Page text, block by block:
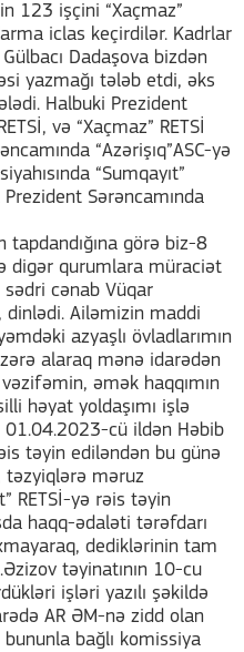
123 işçini “Xaçmaz”
iclas keçirdilər. Kadrlar
Dadaşova bizdən
yazmağı tələb etdi, əks
Halbuki Prezident
və “Xaçmaz” RETSİ
“Azərişıq”ASC-yə
“Sumqayıt”
Prezident Sərəncamında
tapdandığına görə biz-8
digər qurumlara müraciət
sədri cənab Vüqar
Ailəmizin maddi
azyaşlı övladlarımın
alaraq mənə idarədən
əmək haqqımın
həyat yoldaşımı işlə
cü ildən Həbib
təyin ediləndən bu günə
təzyiqlərə məruz
RETSİ-yə rəis təyin
haqq-ədaləti tərəfdarı
dediklərinin tam
təyinatının 10-cu
işləri yazılı şəkildə
AR ƏM-nə zidd olan
bağlı komissiya